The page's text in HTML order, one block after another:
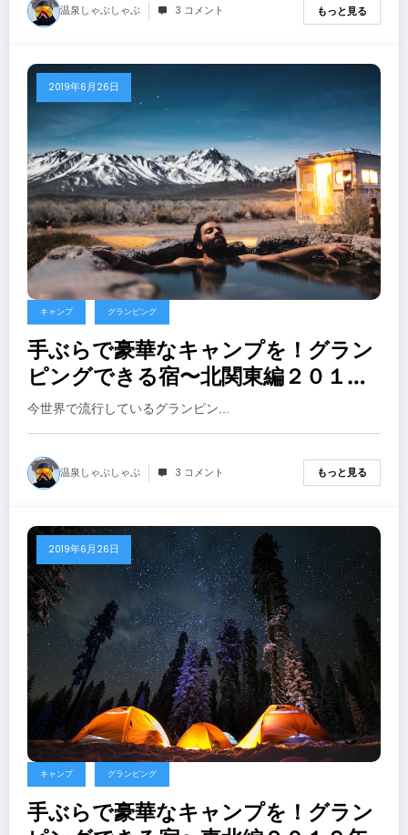
温泉しゃぶしゃぶ 3 コメント もっと見る
2019年6月26日
キャンプ グランピング
手ぶらで豪華なキャンプを！グラン
ピングできる宿〜北関東編２０１９
年
今世界で流行しているグランピン…
温泉しゃぶしゃぶ 3 コメント もっと見る
2019年6月26日
キャンプ グランピング
手ぶらで豪華なキャンプを！グラン